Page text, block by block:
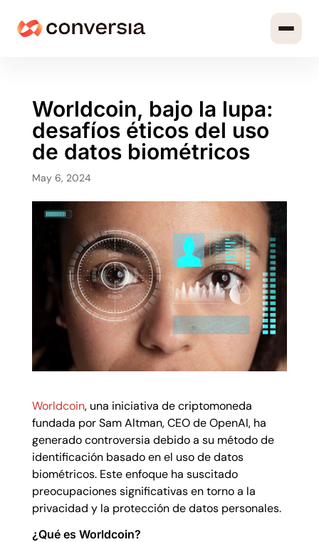
Worldcoin, bajo la lupa:
desafíos éticos del uso
de datos biométricos
May 6, 2024
Worldcoin, una iniciativa de criptomoneda
fundada por Sam Altman, CEO de OpenAI, ha
generado controversia debido a su método de
identificación basado en el uso de datos
biométricos. Este enfoque ha suscitado
preocupaciones significativas en torno a la
privacidad y la protección de datos personales.
¿Qué es Worldcoin?